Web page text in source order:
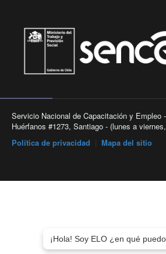
Servicio Nacional de Capacitación y Empleo
Huérfanos #1273, Santiago - (lunes a
Política de privacidad
Mapa del sitio
¡Hola! Soy ELO ¿en qué